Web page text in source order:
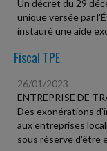
Un décret du 29
unique versée par
instauré une aide
Fiscal TPE
26/01/2023
ENTREPRISE DE
Des exonérations
aux entreprises
sous réserve d'être